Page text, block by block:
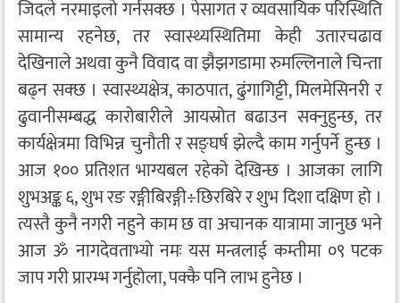
जिदले नरमाइलो गर्नसक्छ । पेसागत र व्यवसायिक परिस्थिति
सामान्य रहनेछ, तर स्वास्थ्यस्थितिमा केही उतारचढाव
देखिनाले अथवा कुनै विवाद वा झैझगडामा रुमल्लिनाले चिन्ता
बढ्न सक्छ । स्वास्थ्यक्षेत्र, काठपात, ढुंगागिट्टी, मिलमेसिनरी र
ढुवानीसम्बद्ध कारोबारीले आयस्रोत बढाउन सक्नुहुन्छ, तर
कार्यक्षेत्रमा विभिन्न चुनौती र सङ्घर्ष झेल्दै काम गर्नुपर्ने हुन्छ ।
आज १०० प्रतिशत भाग्यबल रहेको देखिन्छ । आजका लागि
शुभअङ्क ६, शुभ रङ रङ्गीबिरङ्गी÷छिरबिरे र शुभ दिशा दक्षिण हो ।
त्यस्तै कुनै नगरी नहुने काम छ वा अचानक यात्रामा जानुछ भने
आज ॐ नागदेवताभ्यो नमः यस मन्त्रलाई कम्तीमा ०९ पटक
जाप गरी प्रारम्भ गर्नुहोला, पक्कै पनि लाभ हुनेछ ।